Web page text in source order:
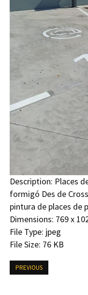
Description: Places
formigó Des de
pintura de places de
Dimensions: 769 x
File Type: jpeg
File Size: 76 KB
PREVIOUS